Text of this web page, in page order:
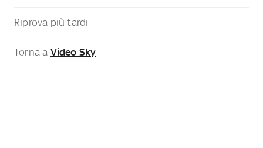
Riprova più tardi
Torna a Video Sky